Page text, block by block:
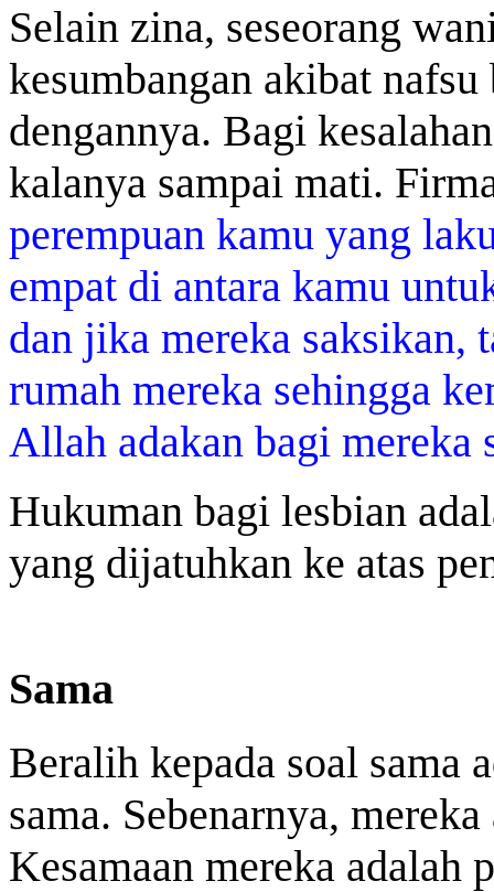
Selain zina, seseorang
kesumbangan akibat
dengannya. Bagi
kalanya sampai mati.
perempuan kamu yang
empat di antara kamu
dan jika mereka saksikan,
rumah mereka sehingga
Allah adakan bagi mereka
Hukuman bagi lesbian
yang dijatuhkan ke atas
Sama
Beralih kepada soal sama
sama. Sebenarnya,
Kesamaan mereka adalah